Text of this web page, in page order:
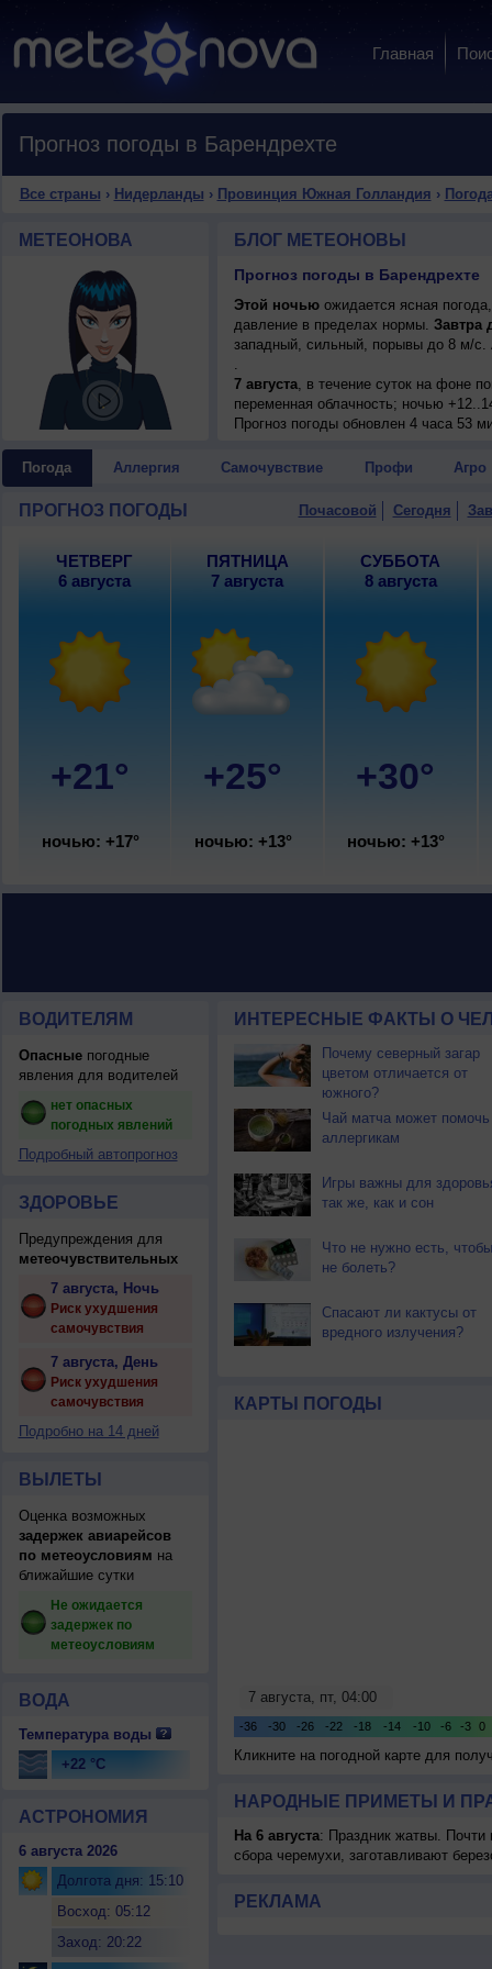
Главная
Прогноз погоды в Барендрехте
Все страны › Нидерланды › Провинция Южная Голландия ›
МЕТЕОНОВА БЛОГ МЕТЕОНОВЫ
Прогноз погоды в Барендрехте
Этой ночьюожидается ясная
давление в пределах нормы. Завтра
западный, сильный, порывы до 8 м/
.
7 августа, в течение суток на фоне
переменная облачность; ночью
умеренный.
днем +29..31°, ветер слабый.
западный, умеренный.
Прогноз погоды обновлен 4 часа 53
Погода Аллергия Самочувствие Профи Агро
ПРОГНОЗ ПОГОДЫ Почасовой Сегодня
ЧЕТВЕРГ
6 августа
+21°
ночью: +17°
ПЯТНИЦА
7 августа
+25°
ночью: +13°
СУББОТА
8 августа
+30°
ночью: +13°
ВОДИТЕЛЯМ
Опасныепогодные
явления для водителей
нет опасных
погодных явлений
Подробный автопрогноз
ЗДОРОВЬЕ
Предупреждения для
метеочувствительных
7 августа, Ночь
Риск ухудшения
самочувствия
7 августа, День
Риск ухудшения
самочувствия
Подробно на 14 дней
ВЫЛЕТЫ
Оценка возможных
задержек авиарейсов
по метеоусловиям на
ближайшие сутки
Не ожидается
задержек по
метеоусловиям
ВОДА
Температура воды
+22 °C
АСТРОНОМИЯ
6 августа 2026
Долгота дня: 15:10
Восход: 05:12
Заход: 20:22
ИНТЕРЕСНЫЕ ФАКТЫ О
Почему северный загар
цветом отличается от
южного?
Чай матча может помочь
аллергикам
Игры важны для
так же, как и сон
Что не нужно есть, чтобы
не болеть?
Спасают ли кактусы от
вредного излучения?
КАРТЫ ПОГОДЫ
Кликните на погодной карте для
НАРОДНЫЕ ПРИМЕТЫ И
На 6 августа: Праздник жатвы. Почти
сбора черемухи, заготавливают
РЕКЛАМА